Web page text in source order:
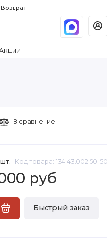
Возврат
Акции
Код товара: 134.43.002 50-
руб
Быстрый заказ
В сравнение